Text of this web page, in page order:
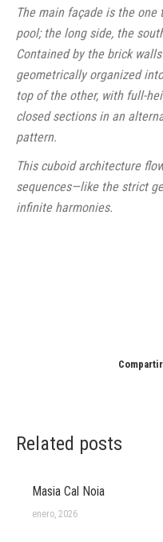
The main façade is the
pool; the long side, the
Contained by the brick
geometrically organized
top of the other, with full-
closed sections in an
pattern.
This cuboid architecture
sequences—like the strict
infinite harmonies.
Related posts
Masia Cal Noia
enero, 2026